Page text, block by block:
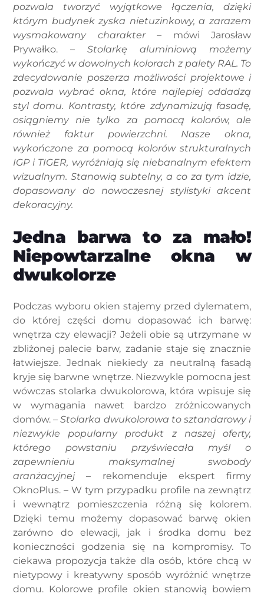
pozwala tworzyć wyjątkowe łączenia, dzięki
którym budynek zyska nietuzinkowy, a zarazem
wysmakowany charakter – mówi Jarosław
Prywałko. – Stolarkę aluminiową możemy
wykończyć w dowolnych kolorach z palety RAL. To
zdecydowanie poszerza możliwości projektowe i
pozwala wybrać okna, które najlepiej oddadzą
styl domu. Kontrasty, które zdynamizują fasadę,
osiągniemy nie tylko za pomocą kolorów, ale
również faktur powierzchni. Nasze okna,
wykończone za pomocą kolorów strukturalnych
IGP i TIGER, wyróżniają się niebanalnym efektem
wizualnym. Stanowią subtelny, a co za tym idzie,
dopasowany do nowoczesnej stylistyki akcent
dekoracyjny.
Jedna barwa to za mało!
Niepowtarzalne okna w
dwukolorze
Podczas wyboru okien stajemy przed dylematem,
do której części domu dopasować ich barwę:
wnętrza czy elewacji? Jeżeli obie są utrzymane w
zbliżonej palecie barw, zadanie staje się znacznie
łatwiejsze. Jednak niekiedy za neutralną fasadą
kryje się barwne wnętrze. Niezwykle pomocna jest
wówczas stolarka dwukolorowa, która wpisuje się
w wymagania nawet bardzo zróżnicowanych
domów. –Stolarka dwukolorowa to sztandarowy i
niezwykle popularny produkt z naszej oferty,
którego powstaniu przyświecała myśl o
zapewnieniu maksymalnej swobody
aranżacyjnej– rekomenduje ekspert firmy
OknoPlus. – W tym przypadku profile na zewnątrz
i wewnątrz pomieszczenia różną się kolorem.
Dzięki temu możemy dopasować barwę okien
zarówno do elewacji, jak i środka domu bez
konieczności godzenia się na kompromisy. To
ciekawa propozycja także dla osób, które chcą w
nietypowy i kreatywny sposób wyróżnić wnętrze
domu. Kolorowe profile okien stanowią bowiem